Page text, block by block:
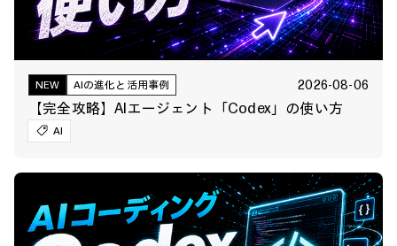
NEW AIの進化と活用事例 2026-08-06
【完全攻略】AIエージェント「Codex」の使い方
AI